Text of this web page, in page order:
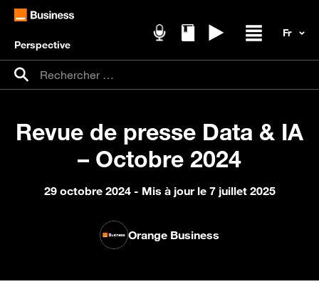
Perspective
Recherche pour :
Rechercher
Revue de presse Data & IA
– Octobre 2024
29 octobre 2024 - Mis à jour le 7 juillet 2025
Orange Business